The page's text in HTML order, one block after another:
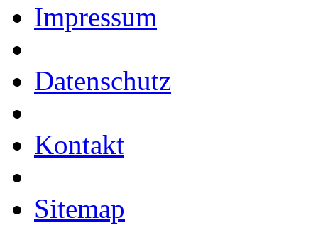
Impressum
Datenschutz
Kontakt
Sitemap